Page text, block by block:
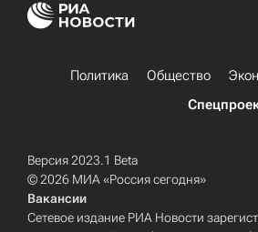
Политика Общество
Версия 2023.1 Beta
© 2026 МИА «Россия сегодня»
Вакансии
Сетевое издание РИА Новости